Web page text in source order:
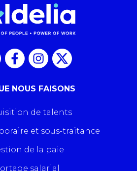
NOUS FAISONS
de talents
et sous-traitance
de la paie
salarial